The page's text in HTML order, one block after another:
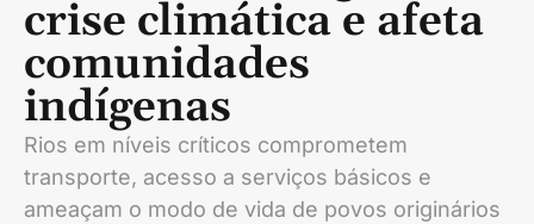
crise climática e afeta
comunidades
indígenas
Rios em níveis críticos comprometem
transporte, acesso a serviços básicos e
ameaçam o modo de vida de povos originários